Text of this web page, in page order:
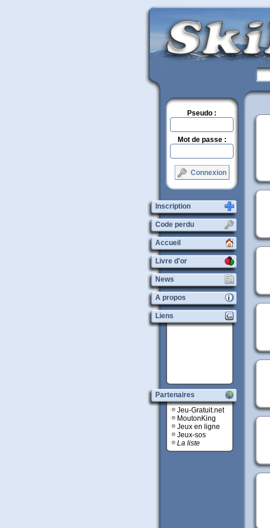
Pseudo :
Mot de passe :
Connexion
Inscription
Code perdu
Accueil
Livre d'or
News
A propos
Liens
Partenaires
Jeu-Gratuit.net
MoutonKing
Jeux en ligne
Jeux-sos
La liste